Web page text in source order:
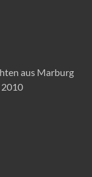
aus Marburg
2010